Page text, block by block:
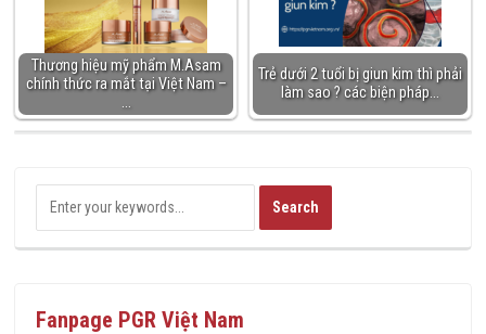
Thương hiệu mỹ phẩm M.Asam
chính thức ra mắt tại Việt Nam –
…
Trẻ dưới 2 tuổi bị giun kim thì phải
làm sao ? các biện pháp…
Fanpage PGR Việt Nam